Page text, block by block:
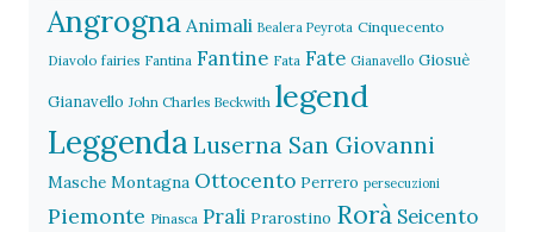
Angrogna Animali Bealera Peyrota Cinquecento
Diavolo fairies Fantina Fantine Fata Fate Gianavello Giosuè
Gianavello John Charles Beckwith legend
Leggenda Luserna San Giovanni
Masche Montagna Ottocento Perrero persecuzioni
Piemonte Pinasca Prali Prarostino Rorà Seicento